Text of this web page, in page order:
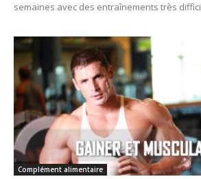
semaines avec des entraînements très
Complément alimentaire